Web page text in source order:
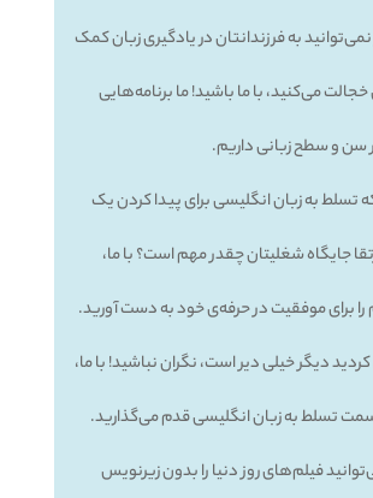
به فرزندانتان در یادگیری زبان کمک
می‌کنید، با ما باشید! ما برنامه‌هایی
سن و سطح زبانی داریم.
تسلط به زبان انگلیسی برای پیدا کردن یک
جایگاه شغلیتان چقدر مهم است؟ با ما،
را برای موفقیت در حرفه‌ی خود به دست آورید.
دیگر خیلی دیر است، نگران نباشید! با ما،
تسلط به زبان انگلیسی قدم می‌گذارید.
فیلم‌های روز دنیا را بدون زیرنویس